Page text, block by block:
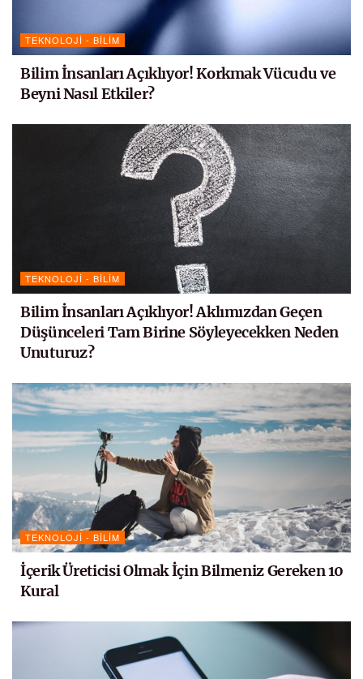
TEKNOLOJI - BILIM
Bilim İnsanları Açıklıyor! Korkmak Vücudu ve
Beyni Nasıl Etkiler?
TEKNOLOJI - BILIM
Bilim İnsanları Açıklıyor! Aklımızdan Geçen
Düşünceleri Tam Birine Söyleyecekken Neden
Unuturuz?
TEKNOLOJI - BILIM
İçerik Üreticisi Olmak İçin Bilmeniz Gereken 10
Kural